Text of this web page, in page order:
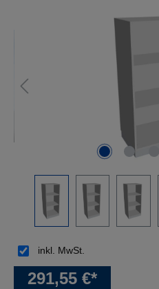
291,55 €*
inkl. MwSt.